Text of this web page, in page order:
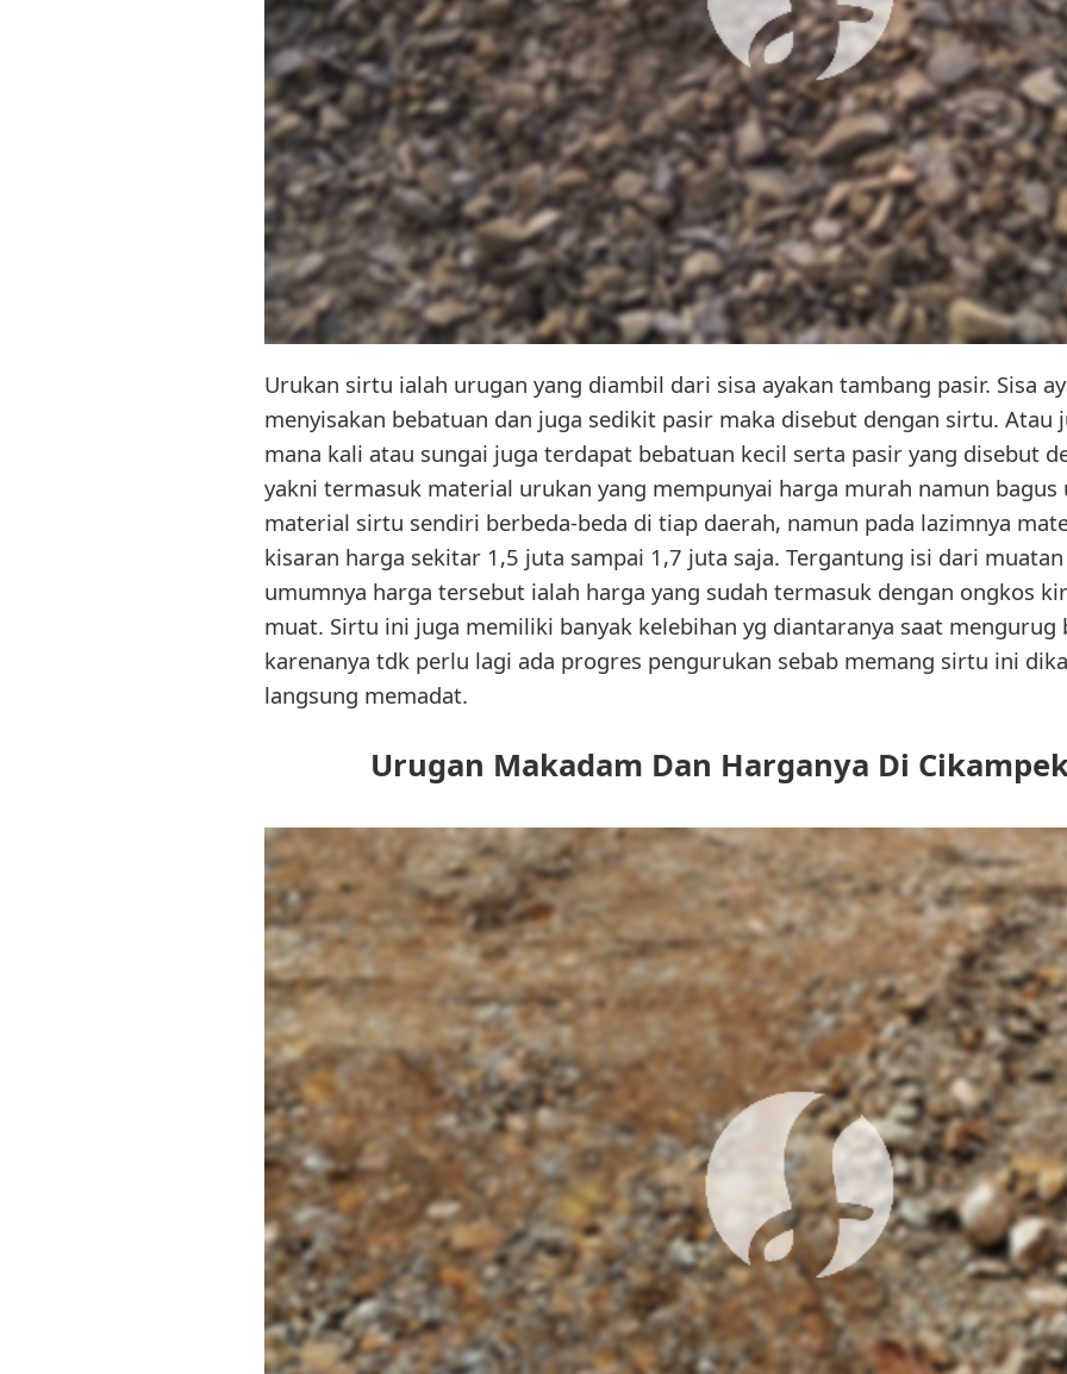
Urukan sirtu ialah urugan yang diambil dari sisa ayakan tambang pasir. Sisa
menyisakan bebatuan dan juga sedikit pasir maka disebut dengan sirtu. Atau
mana kali atau sungai juga terdapat bebatuan kecil serta pasir yang disebut
yakni termasuk material urukan yang mempunyai harga murah namun
material sirtu sendiri berbeda-beda di tiap daerah, namun pada lazimnya
kisaran harga sekitar 1,5 juta sampai 1,7 juta saja. Tergantung isi dari
umumnya harga tersebut ialah harga yang sudah termasuk dengan ongkos
muat. Sirtu ini juga memiliki banyak kelebihan yg diantaranya saat mengurug
karenanya tdk perlu lagi ada progres pengurukan sebab memang sirtu ini
langsung memadat.
Urugan Makadam Dan Harganya Di